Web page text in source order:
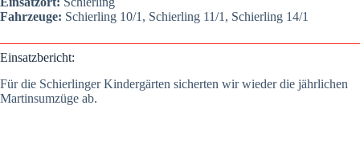
Fahr­zeu­ge: Schier­ling 10/1, Schier­ling 11/1, Schier­ling 14/1
Ein­satz­be­richt:
Für die Schier­lin­ger Kin­der­gär­ten sicher­ten wir wie­der die jähr­li­chen
Mar­tins­um­zü­ge ab.